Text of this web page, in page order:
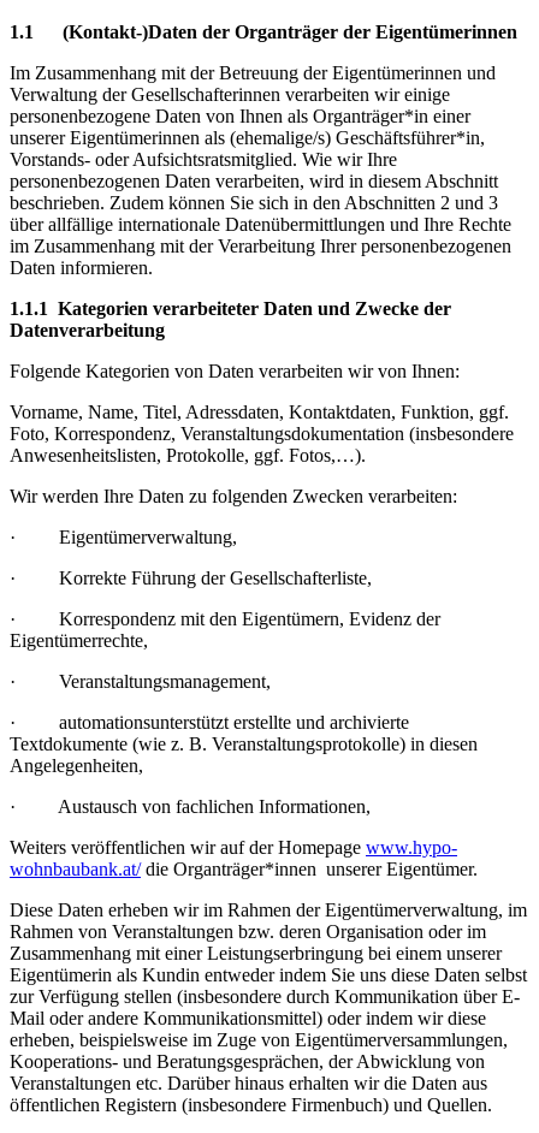
1.1 (Kontakt-)Daten der Organträger der Eigentümerinnen
Im Zusammenhang mit der Betreuung der Eigentümerinnen und
Verwaltung der Gesellschafterinnen verarbeiten wir einige
personenbezogene Daten von Ihnen als Organträger*in einer
unserer Eigentümerinnen als (ehemalige/s) Geschäftsführer*in,
Vorstands- oder Aufsichtsratsmitglied. Wie wir Ihre
personenbezogenen Daten verarbeiten, wird in diesem Abschnitt
beschrieben. Zudem können Sie sich in den Abschnitten 2 und 3
über allfällige internationale Datenübermittlungen und Ihre Rechte
im Zusammenhang mit der Verarbeitung Ihrer personenbezogenen
Daten informieren.
1.1.1 Kategorien verarbeiteter Daten und Zwecke der
Datenverarbeitung
Folgende Kategorien von Daten verarbeiten wir von Ihnen:
Vorname, Name, Titel, Adressdaten, Kontaktdaten, Funktion, ggf.
Foto, Korrespondenz, Veranstaltungsdokumentation (insbesondere
Anwesenheitslisten, Protokolle, ggf. Fotos,…).
Wir werden Ihre Daten zu folgenden Zwecken verarbeiten:
· Eigentümerverwaltung,
· Korrekte Führung der Gesellschafterliste,
· Korrespondenz mit den Eigentümern, Evidenz der
Eigentümerrechte,
· Veranstaltungsmanagement,
· automationsunterstützt erstellte und archivierte
Textdokumente (wie z. B. Veranstaltungsprotokolle) in diesen
Angelegenheiten,
· Austausch von fachlichen Informationen,
Weiters veröffentlichen wir auf der Homepage www.hypo-
wohnbaubank.at/die Organträger*innen unserer Eigentümer.
Diese Daten erheben wir im Rahmen der Eigentümerverwaltung, im
Rahmen von Veranstaltungen bzw. deren Organisation oder im
Zusammenhang mit einer Leistungserbringung bei einem unserer
Eigentümerin als Kundin entweder indem Sie uns diese Daten selbst
zur Verfügung stellen (insbesondere durch Kommunikation über E-
Mail oder andere Kommunikationsmittel) oder indem wir diese
erheben, beispielsweise im Zuge von Eigentümerversammlungen,
Kooperations- und Beratungsgesprächen, der Abwicklung von
Veranstaltungen etc. Darüber hinaus erhalten wir die Daten aus
öffentlichen Registern (insbesondere Firmenbuch) und Quellen.